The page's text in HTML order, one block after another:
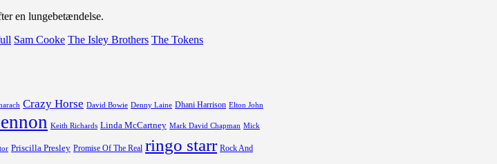
en lungebetændelse.
Sam Cooke The Isley Brothers The Tokens
Crazy Horse David Bowie Denny Laine Dhani Harrison Elton John
Keith Richards Linda McCartney Mark David Chapman Mick
Priscilla Presley Promise Of The Real ringo starr Rock And